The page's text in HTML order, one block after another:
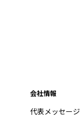
会社情報
代表メッセージ